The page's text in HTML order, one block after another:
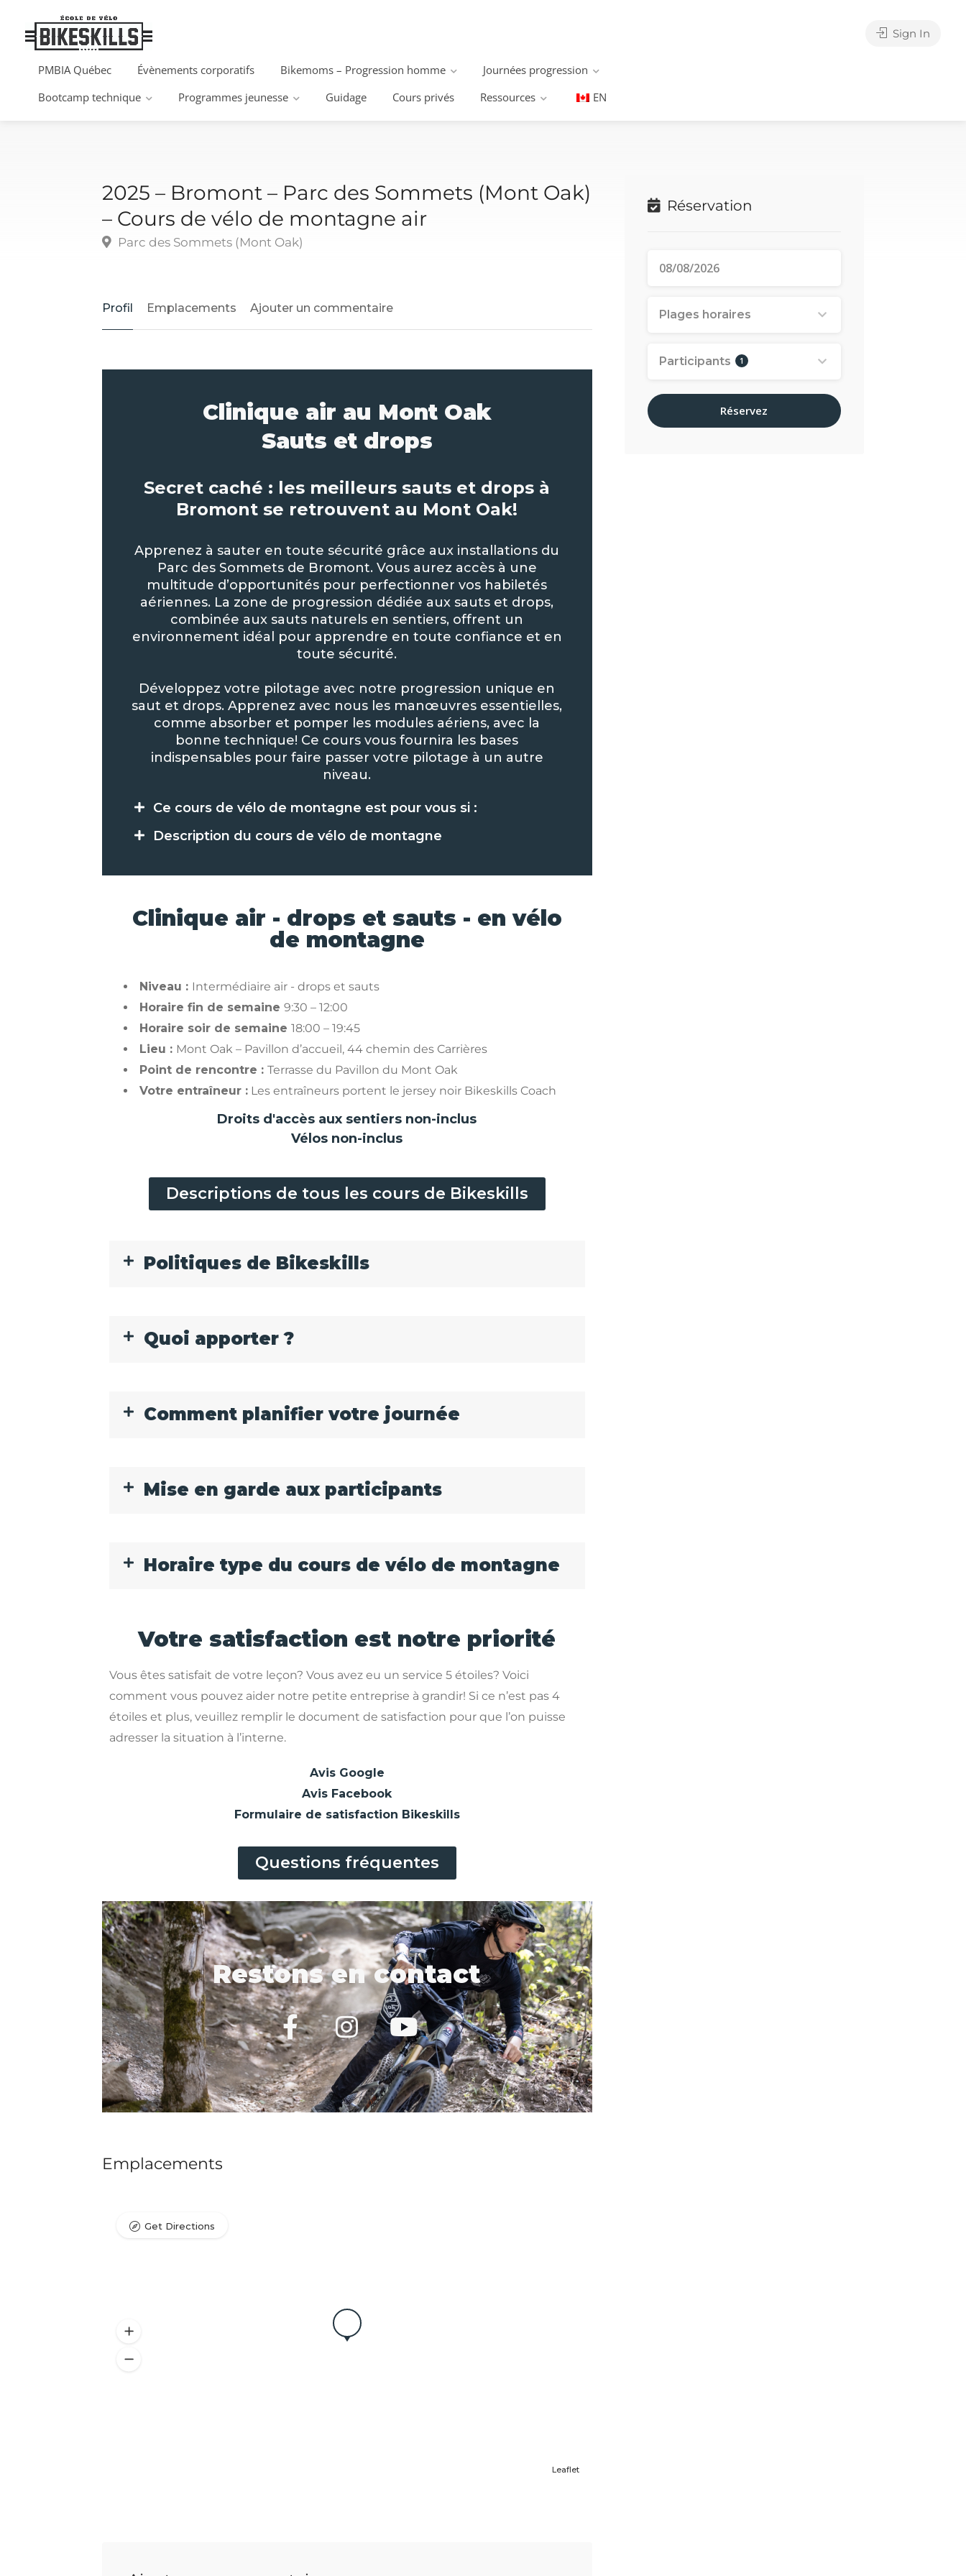
PMBIA Québec Évènements corporatifs Bikemoms – Progression homme
Journées progression
Bootcamp technique
Programmes jeunesse Guidage Cours privés Ressources EN
Sign In
2025 – Bromont – Parc des Sommets (Mont Oak)
– Cours de vélo de montagne air
Parc des Sommets (Mont Oak)
Profil Emplacements Ajouter un commentaire
Clinique air au Mont Oak
Sauts et drops
Secret caché : les meilleurs sauts et drops à
Bromont se retrouvent au Mont Oak!
Apprenez à sauter en toute sécurité grâce aux installations du
Parc des Sommets de Bromont. Vous aurez accès à une
multitude d’opportunités pour perfectionner vos habiletés
aériennes. La zone de progression dédiée aux sauts et drops,
combinée aux sauts naturels en sentiers, offrent un
environnement idéal pour apprendre en toute confiance et en
toute sécurité.
Développez votre pilotage avec notre progression unique en
saut et drops. Apprenez avec nous les manœuvres essentielles,
comme absorber et pomper les modules aériens, avec la
bonne technique! Ce cours vous fournira les bases
indispensables pour faire passer votre pilotage à un autre
niveau.
Ce cours de vélo de montagne est pour vous si :
Description du cours de vélo de montagne
Clinique air - drops et sauts - en vélo
de montagne
Niveau : Intermédiaire air - drops et sauts
Horaire fin de semaine 9:30 – 12:00
Horaire soir de semaine 18:00 – 19:45
Lieu : Mont Oak – Pavillon d’accueil, 44 chemin des Carrières
Point de rencontre : Terrasse du Pavillon du Mont Oak
Votre entraîneur : Les entraîneurs portent le jersey noir Bikeskills Coach
Droits d'accès aux sentiers non-inclus
Vélos non-inclus
Descriptions de tous les cours de Bikeskills
Politiques de Bikeskills
Quoi apporter ?
Comment planifier votre journée
Mise en garde aux participants
Horaire type du cours de vélo de montagne
Votre satisfaction est notre priorité
Vous êtes satisfait de votre leçon? Vous avez eu un service 5 étoiles? Voici
comment vous pouvez aider notre petite entreprise à grandir! Si ce n’est pas 4
étoiles et plus, veuillez remplir le document de satisfaction pour que l’on puisse
adresser la situation à l’interne.
Avis Google
Avis Facebook
Formulaire de satisfaction Bikeskills
Questions fréquentes
Restons en contact
Emplacements
Leaflet
Get Directions
Réservation
Plages horaires
Participants 1
Réservez